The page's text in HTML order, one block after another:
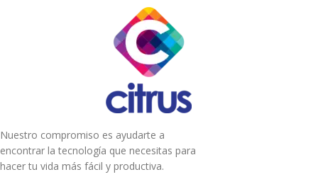
Nuestro compromiso es ayudarte a
encontrar la tecnología que necesitas para
hacer tu vida más fácil y productiva.